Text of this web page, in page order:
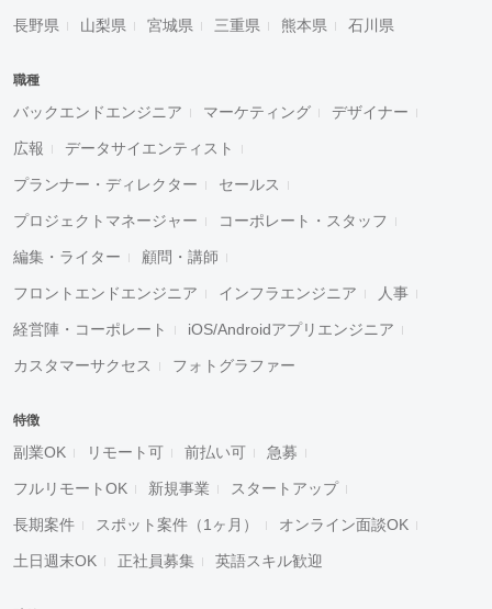
長野県 山梨県 宮城県 三重県 熊本県 石川県
職種
バックエンドエンジニア マーケティング デザイナー
広報 データサイエンティスト
プランナー・ディレクター セールス
プロジェクトマネージャー コーポレート・スタッフ
編集・ライター 顧問・講師
フロントエンドエンジニア インフラエンジニア 人事
経営陣・コーポレート iOS/Androidアプリエンジニア
カスタマーサクセス フォトグラファー
特徴
副業OK リモート可 前払い可 急募
フルリモートOK 新規事業 スタートアップ
長期案件 スポット案件（1ヶ月） オンライン面談OK
土日週末OK 正社員募集 英語スキル歓迎